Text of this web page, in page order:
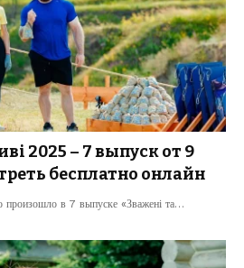
2025 – 7 выпуск от 9
бесплатно онлайн
в 7 выпуске «Зважені та…